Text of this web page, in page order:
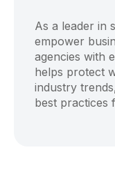
As a leader in
empower
agencies with
helps protect
industry
best practices